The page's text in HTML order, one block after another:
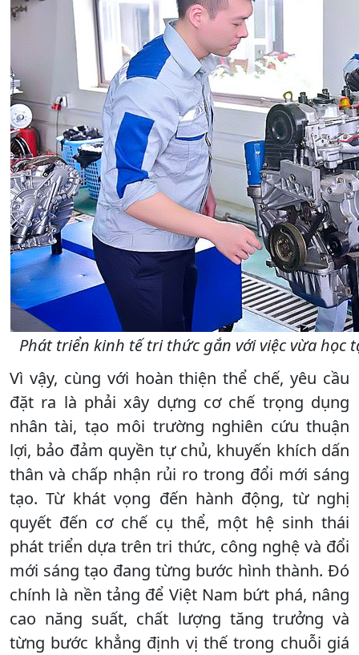
Phát triển kinh tế tri thức gắn với việc vừa học
Vì vậy, cùng với hoàn thiện thể chế, yêu cầu
đặt ra là phải xây dựng cơ chế trọng dụng
nhân tài, tạo môi trường nghiên cứu thuận
lợi, bảo đảm quyền tự chủ, khuyến khích dấn
thân và chấp nhận rủi ro trong đổi mới sáng
tạo. Từ khát vọng đến hành động, từ nghị
quyết đến cơ chế cụ thể, một hệ sinh thái
phát triển dựa trên tri thức, công nghệ và đổi
mới sáng tạo đang từng bước hình thành. Đó
chính là nền tảng để Việt Nam bứt phá, nâng
cao năng suất, chất lượng tăng trưởng và
từng bước khẳng định vị thế trong chuỗi giá